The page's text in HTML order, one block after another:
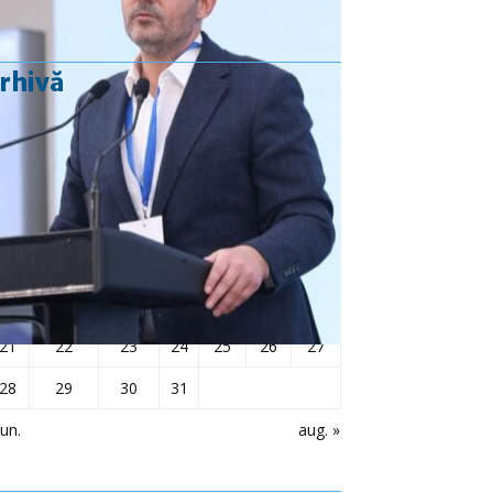
iulie 2025
Ma Mi D
aug. »
1 2 5
6
10 11 12
13
18
20
22 23 24 25 26
27
29 30 31